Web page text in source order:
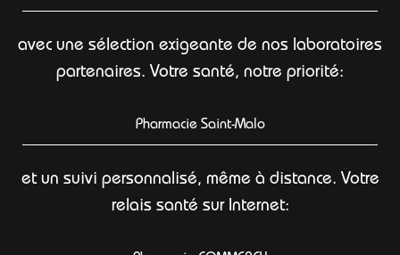
avec une sélection exigeante de nos laboratoires
partenaires. Votre santé, notre priorité:
Pharmacie Saint-Malo
et un suivi personnalisé, même à distance. Votre
relais santé sur Internet: